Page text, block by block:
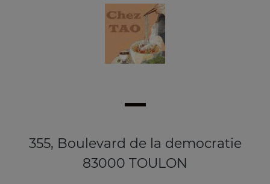
355, Boulevard de la democratie
83000 TOULON